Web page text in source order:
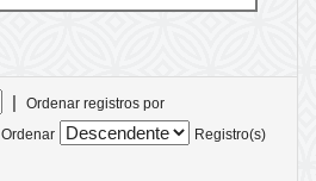
|
Ordenar registros por
Ordenar
Registro(s)